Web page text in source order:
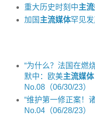
重大历史时刻中主
加国 主流媒体罕见
“为什么？法国在燃
默中：欧美主流媒体
No.08（06/30/23）
“维护第一修正案！
No.04（06/28/23）